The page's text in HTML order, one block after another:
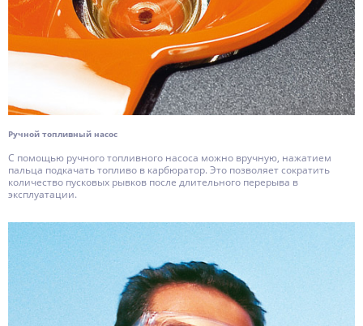
Ручной топливный насос
С помощью ручного топливного насоса можно вручную, нажатием
пальца подкачать топливо в карбюратор. Это позволяет сократить
количество пусковых рывков после длительного перерыва в
эксплуатации.